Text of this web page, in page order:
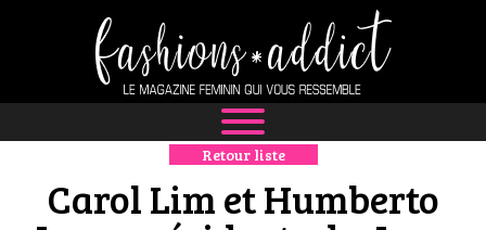
NEWS
MODE
Retour liste
Carol Lim et Humberto